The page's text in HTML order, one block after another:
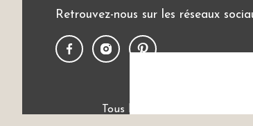
Retrouvez-nous sur les réseaux
Tous les thèmes